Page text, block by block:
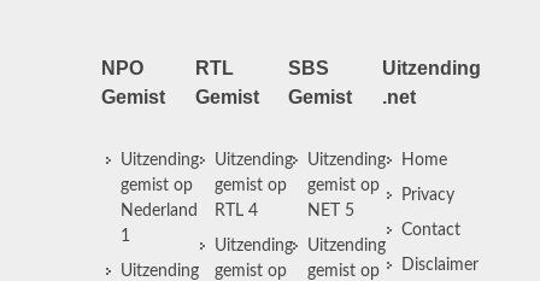
NPO
Gemist
Uitzending
gemist op
Nederland
1
Uitzending
RTL
Gemist
Uitzending
gemist op
RTL 4
Uitzending
gemist op
SBS
Gemist
Uitzending
gemist op
NET 5
Uitzending
gemist op
Uitzending
.net
Home
Privacy
Contact
Disclaimer